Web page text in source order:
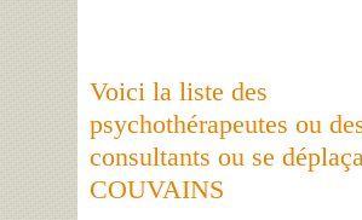
Voici la liste des
psychothérapeutes ou
consultants ou se
COUVAINS